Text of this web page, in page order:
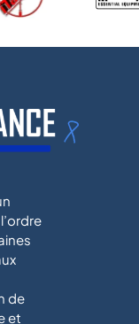
de
et